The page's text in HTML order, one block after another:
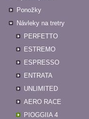
Ponožky
Návleky na tretry
PERFETTO
ESTREMO
ESPRESSO
ENTRATA
UNLIMITED
AERO RACE
PIOGGIIA 4